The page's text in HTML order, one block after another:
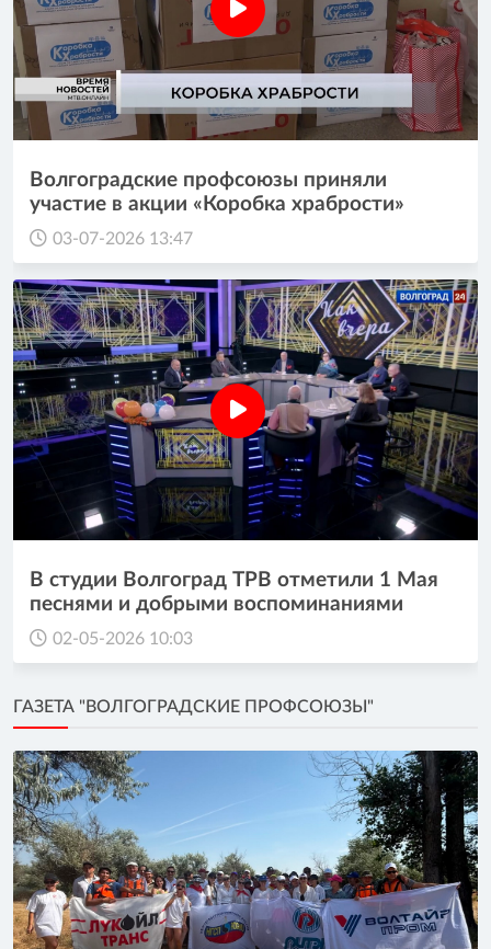
Волгоградские профсоюзы приняли
участие в акции «Коробка храбрости»
03-07-2026 13:47
В студии Волгоград ТРВ отметили 1 Мая
песнями и добрыми воспоминаниями
02-05-2026 10:03
ГАЗЕТА "ВОЛГОГРАДСКИЕ ПРОФСОЮЗЫ"